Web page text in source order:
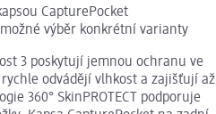
CapturePocket
výběr konkrétní varianty
3 poskytují jemnou ochranu ve
odvádějí vlhkost a zajišťují až
360° SkinPROTECT podporuje